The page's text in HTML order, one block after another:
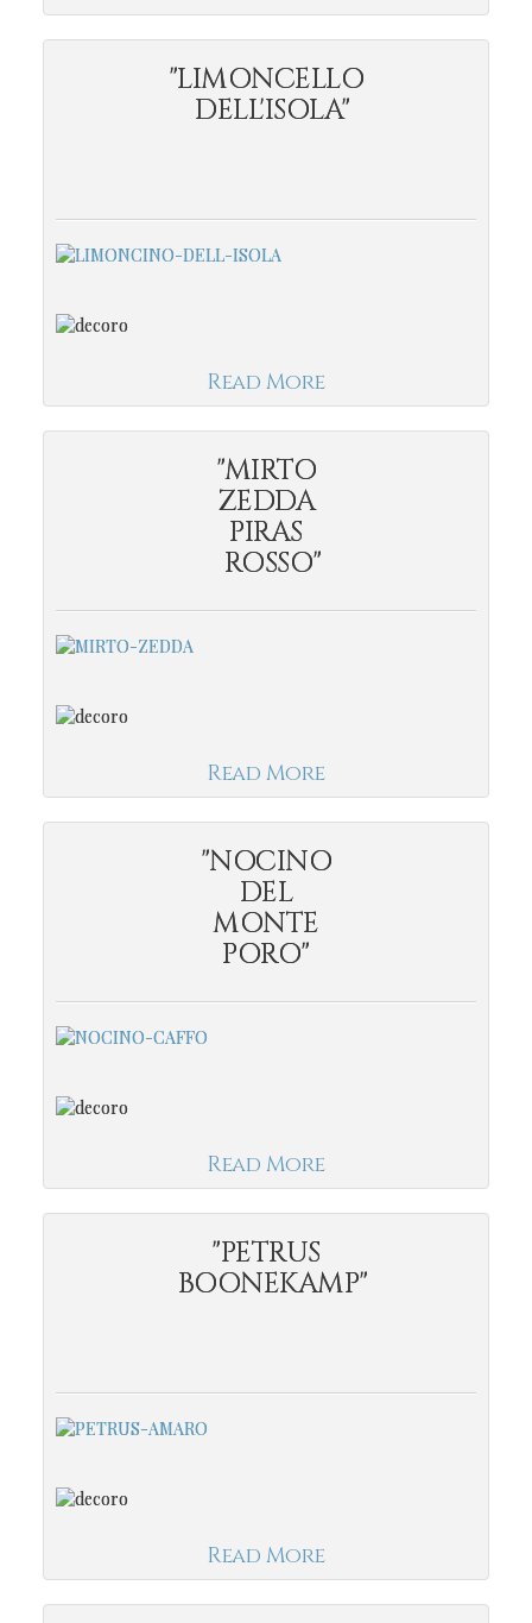
"LIMONCELLO
DELL'ISOLA"
Read More
"MIRTO
ZEDDA
PIRAS
ROSSO"
Read More
"NOCINO
DEL
MONTE
PORO"
Read More
"PETRUS
BOONEKAMP"
Read More